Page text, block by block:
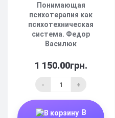
Понимающая
психотерапия как
психотехническая
система. Федор
Василюк
1 150.00грн.
- +
В